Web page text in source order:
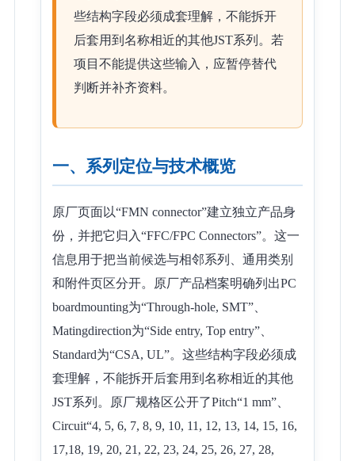
些结构字段必须成套理解，不能拆开
后套用到名称相近的其他JST系列。若
项目不能提供这些输入，应暂停替代
判断并补齐资料。
一、系列定位与技术概览
原厂页面以“FMN connector”建立独立产品身
份，并把它归入“FFC/FPC Connectors”。这一
信息用于把当前候选与相邻系列、通用类别
和附件页区分开。原厂产品档案明确列出PC
boardmounting为“Through-hole, SMT”、
Matingdirection为“Side entry, Top entry”、
Standard为“CSA, UL”。这些结构字段必须成
套理解，不能拆开后套用到名称相近的其他
JST系列。原厂规格区公开了Pitch“1 mm”、
Circuit“4, 5, 6, 7, 8, 9, 10, 11, 12, 13, 14, 15, 16,
17,18, 19, 20, 21, 22, 23, 24, 25, 26, 27, 28,